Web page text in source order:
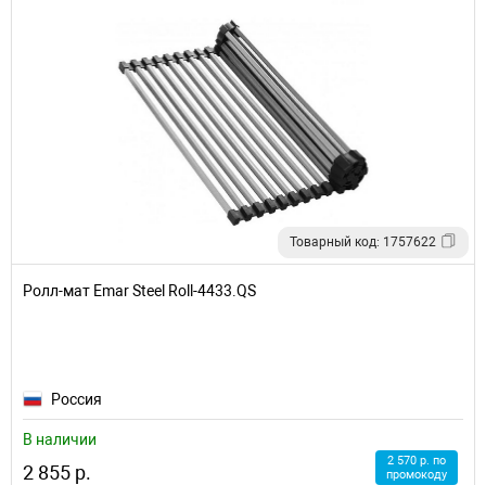
Товарный код: 1757622
Ролл-мат Emar Steel Roll-4433.QS
Россия
В наличии
2 855 р.
2 570 р. по
промокоду